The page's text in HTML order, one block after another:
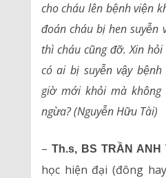
cho cháu lên bệnh viện
đoán cháu bị hen suyễn
thì cháu cũng đỡ. Xin
có ai bị suyễn vậy
giờ mới khỏi mà không
ngừa? (Nguyễn Hữu Tài)
– Th.s, BS TRẦN ANH
học hiện đại (đông